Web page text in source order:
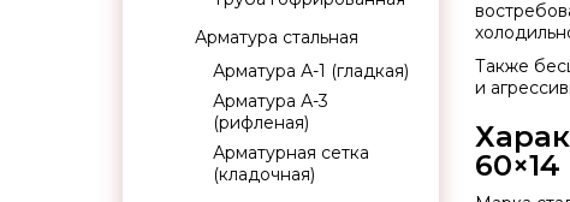
Арматура стальная
Арматура А-1 (гладкая)
Арматура А-3
(рифленая)
Арматурная сетка
(кладочная)
Также
и
60×14